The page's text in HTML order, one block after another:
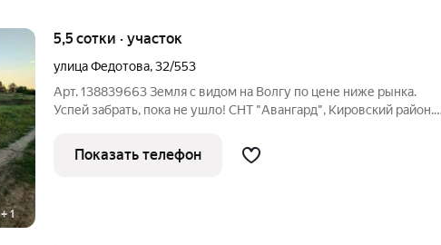
+1
5,5 сотки · участок
улица Федотова,32/553
Арт. 138839663 Земля с видом на Волгу по цене ниже рынка.
Успей забрать, пока не ушло! СНТ "Авангард", Кировский район.
за один участок) Ровные, без перепадов - можно сразу строиться
Показать телефон